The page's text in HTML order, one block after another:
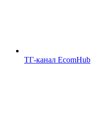
ТГ-канал EcomHub